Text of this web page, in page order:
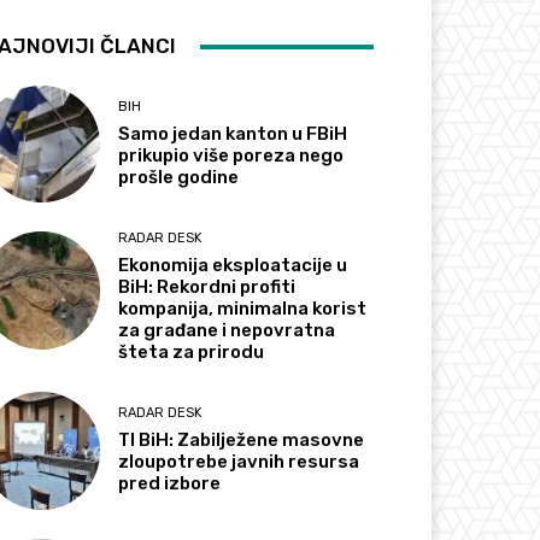
ČLANCI
BIH
Samo jedan kanton u FBiH
prikupio više poreza nego
prošle godine
RADAR DESK
Ekonomija eksploatacije u
BiH: Rekordni profiti
kompanija, minimalna korist
za građane i nepovratna
šteta za prirodu
RADAR DESK
TI BiH: Zabilježene masovne
zloupotrebe javnih resursa
pred izbore